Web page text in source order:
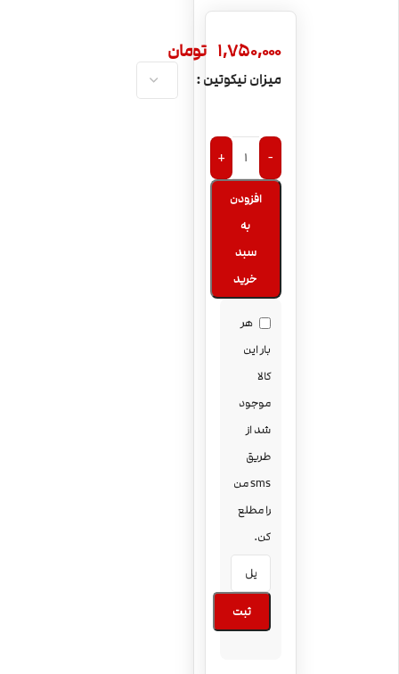
1,750,000 تومان
میزان نیکوتین
-
+
افزودن
به
سبد
خرید
هر
بار این
کالا
موجود
شد از
طریق
sms من
را مطلع
کن.
ثبت